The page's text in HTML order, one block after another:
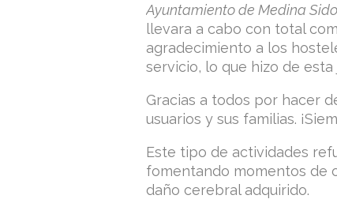
Ayuntamiento de Medina
llevara a cabo con total
agradecimiento a los
servicio, lo que hizo de
Gracias a todos por hacer
usuarios y sus familias.
Este tipo de actividades
fomentando momentos de
daño cerebral adquirido.